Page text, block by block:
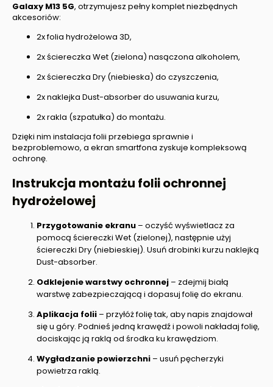
Galaxy M13 5G, otrzymujesz pełny komplet niezbędnych
akcesoriów:
2x folia hydrożelowa 3D,
2x ściereczka Wet (zielona) nasączona alkoholem,
2x ściereczka Dry (niebieska) do czyszczenia,
2x naklejka Dust-absorber do usuwania kurzu,
2x rakla (szpatułka) do montażu.
Dzięki nim instalacja folii przebiega sprawnie i
bezproblemowo, a ekran smartfona zyskuje kompleksową
ochronę.
Instrukcja montażu folii ochronnej
hydrożelowej
Przygotowanie ekranu – oczyść wyświetlacz za
pomocą ściereczki Wet (zielonej), następnie użyj
ściereczki Dry (niebieskiej). Usuń drobinki kurzu naklejką
Dust-absorber.
Odklejenie warstwy ochronnej – zdejmij białą
warstwę zabezpieczającą i dopasuj folię do ekranu.
Aplikacja folii – przyłóż folię tak, aby napis znajdował
się u góry. Podnieś jedną krawędź i powoli nakładaj folię,
dociskając ją raklą od środka ku krawędziom.
Wygładzanie powierzchni – usuń pęcherzyki
powietrza raklą.